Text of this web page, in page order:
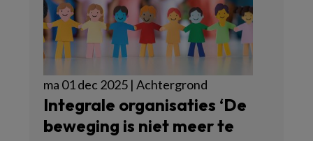
ma 01 dec 2025 | Achtergrond
Integrale organisaties ‘De
beweging is niet meer te